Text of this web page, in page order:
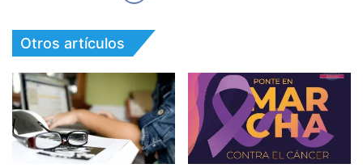
Otros artículos